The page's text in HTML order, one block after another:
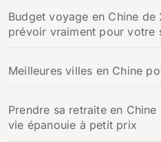
Budget voyage en Chine
prévoir vraiment pour votre
Meilleures villes en Chine
Prendre sa retraite en
vie épanouie à petit prix